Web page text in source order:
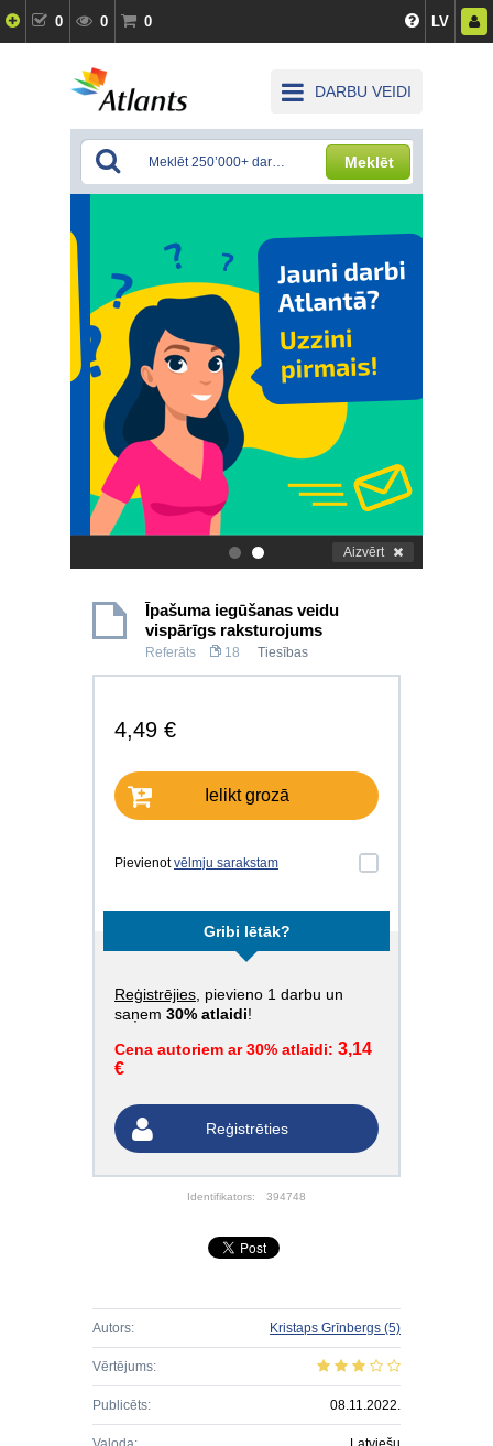
0 0 0 LV
DARBU VEIDI
Meklēt
. Aizvērt
Īpašuma iegūšanas veidu
vispārīgs raksturojums
Referāts 18 Tiesības
4,49 €
Ielikt grozā
Pievienotvēlmju sarakstam
Gribi lētāk?
Reģistrējies , pievieno 1 darbu un
saņem 30% atlaidi!
Cena autoriem ar 30% atlaidi: 3,14
€
Reģistrēties
Identifikators: 394748
Autors: Kristaps Grīnbergs (5)
Vērtējums:
Publicēts: 08.11.2022.